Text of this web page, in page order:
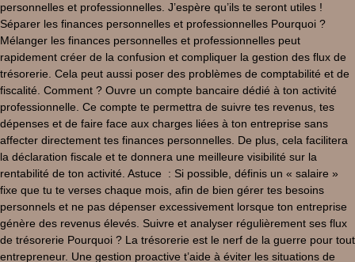
personnelles et professionnelles. J’espère qu’ils te seront utiles !
Séparer les finances personnelles et professionnelles Pourquoi ?
Mélanger les finances personnelles et professionnelles peut
rapidement créer de la confusion et compliquer la gestion des flux de
trésorerie. Cela peut aussi poser des problèmes de comptabilité et de
fiscalité. Comment ? Ouvre un compte bancaire dédié à ton activité
professionnelle. Ce compte te permettra de suivre tes revenus, tes
dépenses et de faire face aux charges liées à ton entreprise sans
affecter directement tes finances personnelles. De plus, cela facilitera
la déclaration fiscale et te donnera une meilleure visibilité sur la
rentabilité de ton activité. Astuce : Si possible, définis un « salaire »
fixe que tu te verses chaque mois, afin de bien gérer tes besoins
personnels et ne pas dépenser excessivement lorsque ton entreprise
génère des revenus élevés. Suivre et analyser régulièrement ses flux
de trésorerie Pourquoi ? La trésorerie est le nerf de la guerre pour tout
entrepreneur. Une gestion proactive t’aide à éviter les situations de